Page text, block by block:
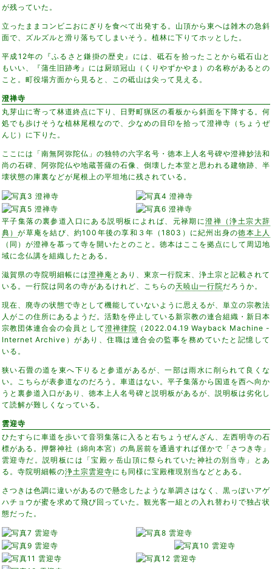
が残っていた。
立ったままコンビニおにぎりを食べて出発する。山頂から東へは雑木の急斜
面で、ズルズルと滑り落ちてしまいそう。植林に下りてホッとした。
平成12年の『ふるさと鎌掛の歴史』には、砥石を拾ったことから砥石山と
もいい、『蒲生旧跡考』には厨頭冠山（くりやずかやま）の名称があるとの
こと。町役場方面から見ると、この砥山は尖って見える。
澄禅寺
丸芽山に寄って林道終点に下り、日野町猟区の看板から斜面を下降する。何
処でも歩けそうな植林尾根なので、少なめの目印を拾って澄禅寺（ちょうぜ
んじ）に下りた。
ここには「南無阿弥陀仏」の独特の六字名号・徳本上人名号碑や澄禅妙法和
尚の石碑、阿弥陀仏や地蔵菩薩の石像、倒壊した本堂と思われる建物跡、半
壊状態の庫裏などが尾根上の平坦地に残されている。
平子集落の裏参道入口にある説明板によれば、元禄期に澄禅（浄土宗大辞
典）が草庵を結び、約100年後の享和３年（1803）に紀州出身の徳本上人
（同）が澄禅を慕って寺を開いたとのこと。徳本はここを拠点にして周辺地
域に念仏講を組織したとある。
滋賀県の寺院明細帳には澄禅庵 とあり、東京一行院末、浄土宗と記載されて
いる。一行院は同名の寺があるけれど、こちらの天暁山一行院だろうか。
現在、廃寺の状態で寺として機能していないように思えるが、単立の宗教法
人がこの住所にあるようだ。活動を停止している新宗教の連合組織・新日本
宗教団体連合会の会員として澄禅律院 （2022.04.19 Wayback Machine -
Internet Archive）があり、住職は連合会の監事を務めていたと記憶して
いる。
狭い石畳の道を東へ下りると参道があるが、一部は雨水に削られて良くな
い。こちらが表参道なのだろう。車道はない。平子集落から国道を西へ向か
うと裏参道入口があり、徳本上人名号碑と説明板があるが、説明板は劣化し
て読解が難しくなっている。
雲迎寺
ひたすらに車道を歩いて音羽集落に入ると右ちょうぜんざん、左西明寺の石
標がある。押磐神社（綿向本宮）の鳥居前を通過すれば僅かで「さつき寺」
雲迎寺だ。説明板には「宝殿ヶ岳山頂に祭られていた神社の別当寺」とあ
る。寺院明細帳の浄土宗雲迎寺にも同様に宝殿権現別当などとある。
さつきは色調に違いがあるので懸念したような単調さはなく、黒っぽいアゲ
ハチョウが蜜を求めて飛び回っていた。観光客一組との入れ替わりで独占状
態だった。